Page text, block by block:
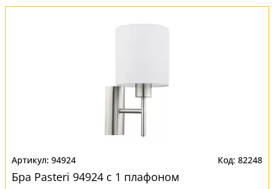
94924 82248
Бра Pasteri 94924 с 1 плафоном